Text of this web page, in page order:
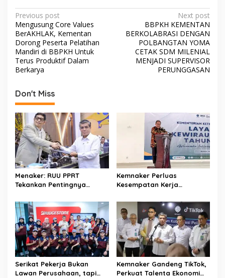
e
b
o
o
k
itt
er
at
s
A
p
ar
P
o
s
t
n
a
v
i
g
a
t
i
o
n
Previous post
Mengusung Core Values
BerAKHLAK, Kementan
Dorong Peserta Pelatihan
Mandiri di BBPKH Untuk
Terus Produktif Dalam
Berkarya
Next post
BBPKH KEMENTAN
BERKOLABRASI DENGAN
POLBANGTAN YOMA
CETAK SDM MILENIAL
MENJADI SUPERVISOR
PERUNGGASAN
Don't Miss
Menaker: RUU PPRT
Tekankan Pentingnya
Tangga
Kemnaker Perluas
Kesempatan Kerja
Wirausaha
Serikat Pekerja Bukan
Lawan Perusahaan, tapi
Kemnaker Gandeng TikTok,
Perkuat Talenta Ekonomi